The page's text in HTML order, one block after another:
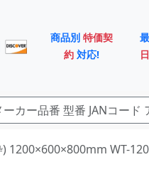
商品別 特価契
約 対応!
1200×600×800mm WT-